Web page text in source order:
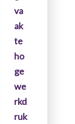
va
ak
te
ho
ge
we
rkd
ruk